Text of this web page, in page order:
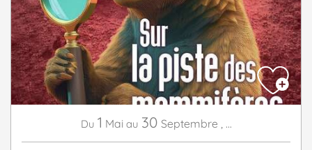
Du 1 Mai au 30 Septembre ...